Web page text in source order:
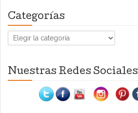
Categorías
Categorías
Nuestras Redes Sociales